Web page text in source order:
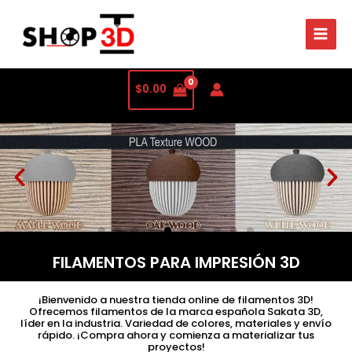
$0.00
FILAMENTOS PARA IMPRESIÓN 3D
¡Bienvenido a nuestra tienda online de filamentos 3D!
Ofrecemos filamentos de la marca española Sakata 3D,
líder en la industria. Variedad de colores, materiales y envío
rápido. ¡Compra ahora y comienza a materializar tus
proyectos!